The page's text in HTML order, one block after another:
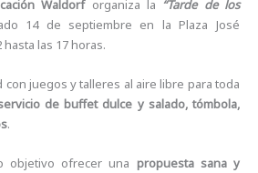
Waldorforganiza la “Tarde de los
14 de septiembre en la Plaza José
las 17 horas.
con juegos y talleres al aire libre para toda
de buffet dulce y salado, tómbola,
.
objetivo ofrecer una propuesta sana y